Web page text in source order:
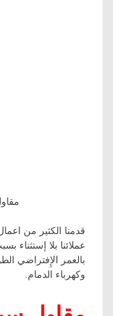
قدمنا الكثير من
عملائنا بلا إستثناء
بالعمر الإِفتراضي
وكهرباء الدمام.